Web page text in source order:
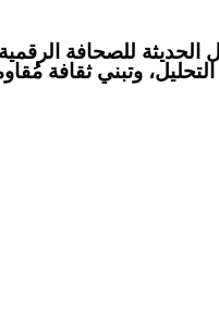
بالوسائل الحديثة للصحافة
وتبني ثقافة